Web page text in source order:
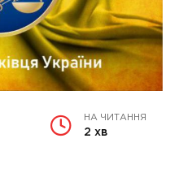
НА ЧИТАННЯ
2 хв